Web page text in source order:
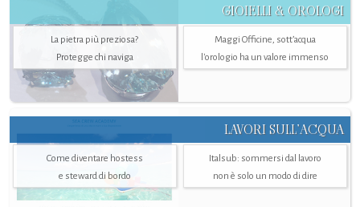
GIOIELLI & OROLOGI
La pietra più preziosa?
Protegge chi naviga
Maggi Officine, sott’acqua
l'orologio ha un valore immenso
LAVORI SULL’ACQUA
Come diventare hostess
e steward di bordo
Italsub: sommersi dal lavoro
non è solo un modo di dire